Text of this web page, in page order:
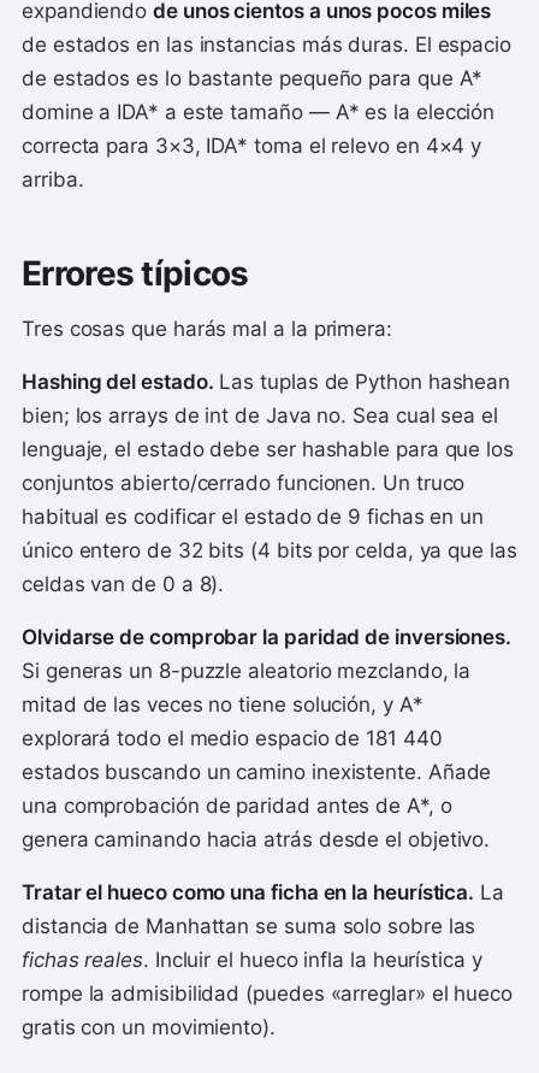
expandiendode unos cientos a unos pocos miles
de estados en las instancias más duras. El espacio
de estados es lo bastante pequeño para que A*
domine a IDA* a este tamaño — A* es la elección
correcta para 3×3, IDA* toma el relevo en 4×4 y
arriba.
Errores típicos
Tres cosas que harás mal a la primera:
Hashing del estado. Las tuplas de Python hashean
bien; los arrays de int de Java no. Sea cual sea el
lenguaje, el estado debe ser hashable para que los
conjuntos abierto/cerrado funcionen. Un truco
habitual es codificar el estado de 9 fichas en un
único entero de 32 bits (4 bits por celda, ya que las
celdas van de 0 a 8).
Olvidarse de comprobar la paridad de inversiones.
Si generas un 8-puzzle aleatorio mezclando, la
mitad de las veces no tiene solución, y A*
explorará todo el medio espacio de 181 440
estados buscando un camino inexistente. Añade
una comprobación de paridad antes de A*, o
genera caminando hacia atrás desde el objetivo.
Tratar el hueco como una ficha en la heurística. La
distancia de Manhattan se suma solo sobre las
fichas reales. Incluir el hueco infla la heurística y
rompe la admisibilidad (puedes «arreglar» el hueco
gratis con un movimiento).